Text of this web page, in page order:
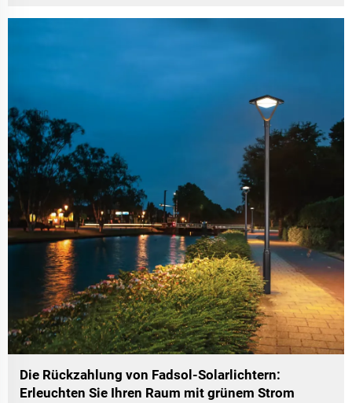
Die Rückzahlung von Fadsol-Solarlichtern:
Erleuchten Sie Ihren Raum mit grünem Strom